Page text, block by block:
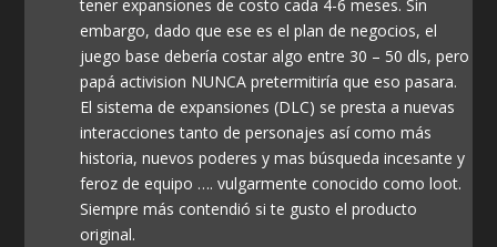
tener expansiones de costo cada 4-6 meses. Sin
embargo, dado que ese es el plan de negocios, el
juego base debería costar algo entre 30 – 50 dls, pero
papá activision NUNCA pretermitiría que eso pasara.
El sistema de expansiones (DLC) se presta a nuevas
interacciones tanto de personajes así como más
historia, nuevos poderes y mas búsqueda incesante y
feroz de equipo …. vulgarmente conocido como loot.
Siempre más contendió si te gusto el producto
original.